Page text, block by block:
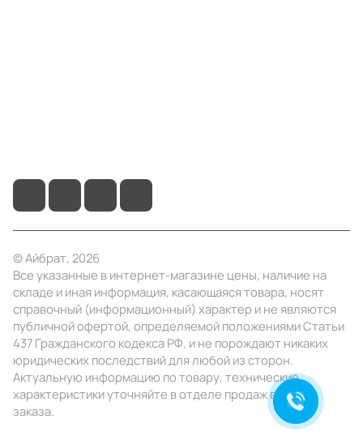
© Айбрат, 2026
Все указанные в интернет-магазине цены, наличие на
складе и иная информация, касающаяся товара, носят
справочный (информационный) характер и не являются
публичной офертой, определяемой положениями Статьи
437 Гражданского кодекса РФ, и не порождают никаких
юридических последствий для любой из сторон.
Актуальную информацию по товару, технические
характеристики уточняйте в отделе продаж в день
заказа.